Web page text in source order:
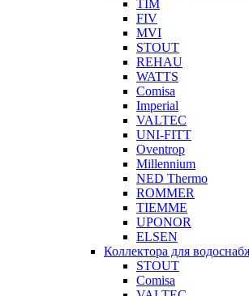
TIM
FIV
MVI
STOUT
REHAU
WATTS
Comisa
Imperial
VALTEC
UNI-FITT
Oventrop
Millennium
NED Thermo
ROMMER
TIEMME
UPONOR
ELSEN
Коллектора для
STOUT
Comisa